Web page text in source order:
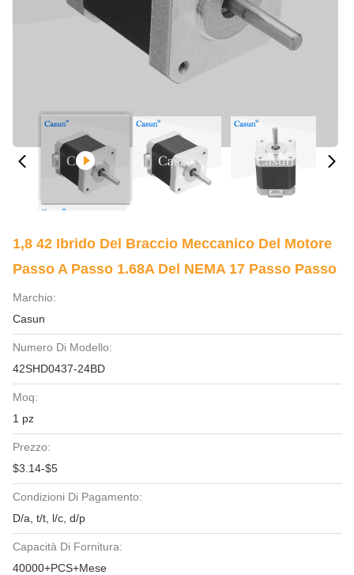
1,8 42 Ibrido Del Braccio Meccanico Del Motore
Passo A Passo 1.68A Del NEMA 17 Passo Passo
Marchio:
Casun
Numero Di Modello:
42SHD0437-24BD
Moq:
1 pz
Prezzo:
$3.14-$5
Condizioni Di Pagamento:
D/a, t/t, l/c, d/p
Capacità Di Fornitura:
40000+PCS+Mese